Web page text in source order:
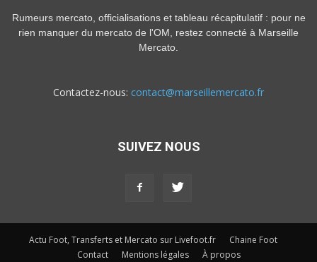
Rumeurs mercato, officialisations et tableau récapitulatif : pour ne
rien manquer du mercato de l'OM, restez connecté à Marseille
Mercato.
Contactez-nous: contact@marseillemercato.fr
SUIVEZ NOUS
Actu Foot, Transferts et Mercato sur Livefoot.fr
Chaine Foot
Contact
Mentions légales À propos